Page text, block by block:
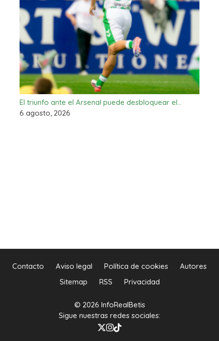
El triunfo ante el Arsenal puede desbloquear el…
6 agosto, 2026
Contacto Aviso legal Política de cookies
Autores
Sitemap
RSS Privacidad
© 2026 InfoRealBetis
Sigue nuestras redes sociales: